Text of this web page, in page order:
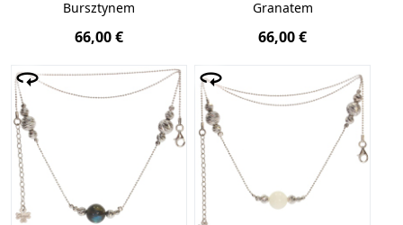
Bursztynem
66,00 €
Granatem
66,00 €